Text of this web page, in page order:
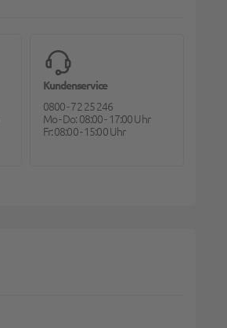
Kundenservice
0800 - 72 25 246
Mo - Do: 08:00 - 17:00 Uhr
Fr: 08:00 - 15:00 Uhr